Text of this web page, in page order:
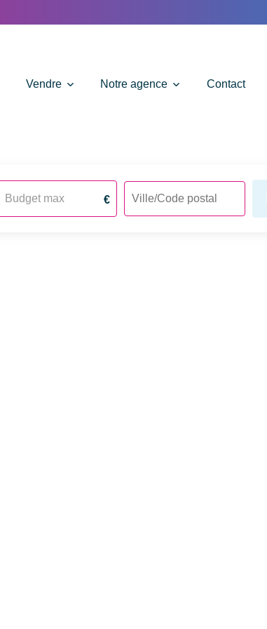
Vendre Notre agence Contact
€